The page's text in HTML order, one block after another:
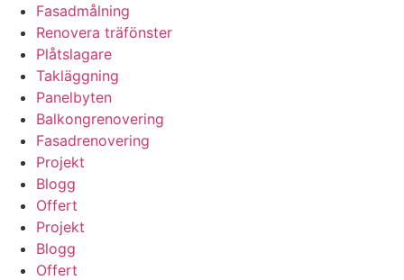
Fasadmålning
Renovera träfönster
Plåtslagare
Takläggning
Panelbyten
Balkongrenovering
Fasadrenovering
Projekt
Blogg
Offert
Projekt
Blogg
Offert